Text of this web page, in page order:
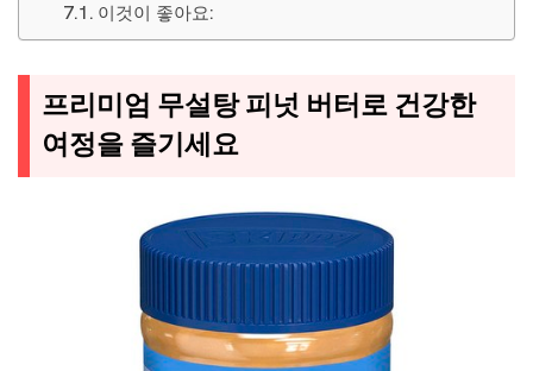
이것이 좋아요:
프리미엄 무설탕 피넛 버터로 건강한
여정을 즐기세요